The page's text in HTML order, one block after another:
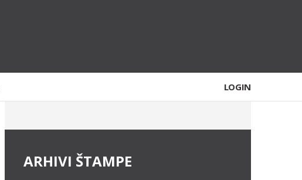
LOGIN
ARHIVI ŠTAMPE